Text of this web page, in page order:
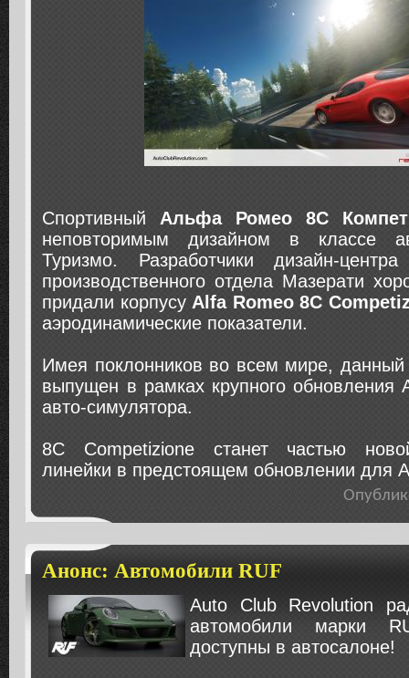
Спортивный Альфа Ромео 8С
неповторимым дизайном в классе
Туризмо. Разработчики дизайн-
производственного отдела Мазерати
придали корпусу Alfa Romeo 8C
аэродинамические показатели.
Имея поклонников во всем мире, данный
выпущен в рамках крупного обновления
авто-симулятора.
8C Competizione станет частью
линейки в предстоящем обновлении для
Анонс: Автомобили RUF
Auto Club Revolution
автомобили марки
доступны в автосалоне!